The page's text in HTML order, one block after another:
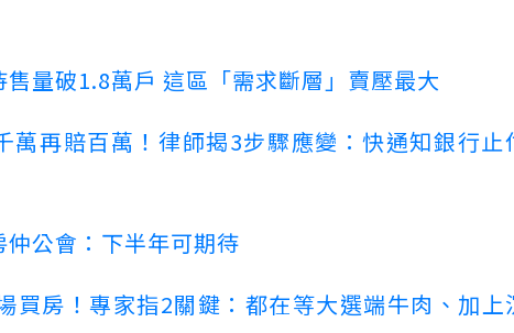
量破1.8萬戶 這區「需求斷層」賣壓最大
萬再賠百萬！律師揭3步驟應變：快通知銀行止
公會：下半年可期待
買房！專家指2關鍵：都在等大選端牛肉、加上